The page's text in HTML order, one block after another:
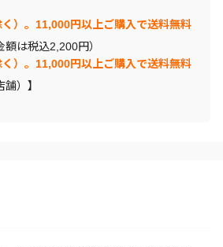
）。11,000円以上ご購入で送料無料
額は税込2,200円）
）。11,000円以上ご購入で送料無料
）】